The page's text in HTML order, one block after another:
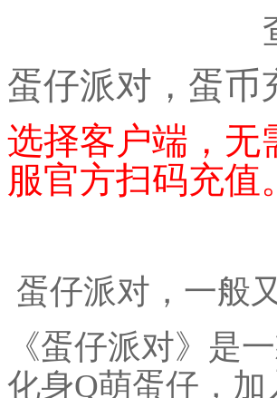
蛋仔派对，蛋币
选择客户端，无
服官方扫码充值。
蛋仔派对，一般
《蛋仔派对》是
化身Q萌蛋仔，